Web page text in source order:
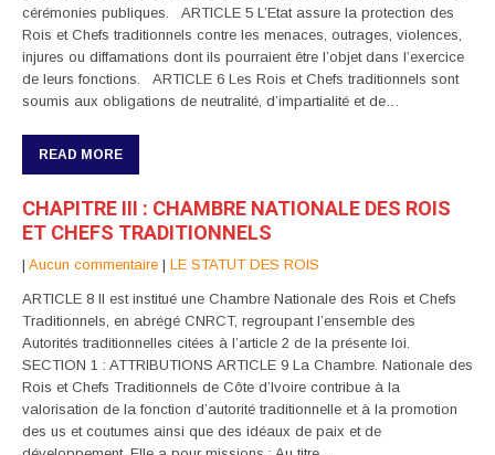
cérémonies publiques. ARTICLE 5 L’Etat assure la protection des
Rois et Chefs traditionnels contre les menaces, outrages, violences,
injures ou diffamations dont ils pourraient être l’objet dans l’exercice
de leurs fonctions. ARTICLE 6 Les Rois et Chefs traditionnels sont
soumis aux obligations de neutralité, d’impartialité et de…
READ MORE
CHAPITRE III : CHAMBRE NATIONALE DES ROIS
ET CHEFS TRADITIONNELS
| Aucun commentaire | LE STATUT DES ROIS
ARTICLE 8 Il est institué une Chambre Nationale des Rois et Chefs
Traditionnels, en abrégé CNRCT, regroupant l’ensemble des
Autorités traditionnelles citées à l’article 2 de la présente loi.
SECTION 1 : ATTRIBUTIONS ARTICLE 9 La Chambre. Nationale des
Rois et Chefs Traditionnels de Côte d’Ivoire contribue à la
valorisation de la fonction d’autorité traditionnelle et à la promotion
des us et coutumes ainsi que des idéaux de paix et de